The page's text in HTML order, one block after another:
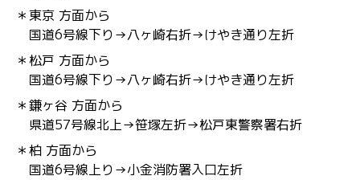
＊東京 方面から
国道6号線下り→八ヶ崎右折→けやき通り左折
＊松戸 方面から
国道6号線下り→八ヶ崎右折→けやき通り左折
＊鎌ヶ谷 方面から
県道57号線北上→笹塚左折→松戸東警察署右折
＊柏 方面から
国道6号線上り→小金消防署入口左折